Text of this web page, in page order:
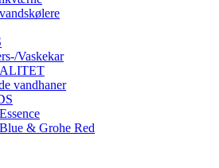
Vaskekar
vandhaner
& Grohe Red